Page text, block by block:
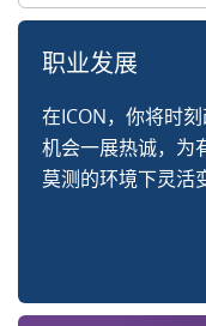
职业发展
在ICON，你将时
机会一展热诚，为
莫测的环境下灵活